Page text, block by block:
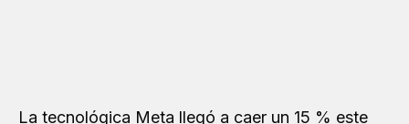
La tecnológica Meta llegó a caer un 15 % este